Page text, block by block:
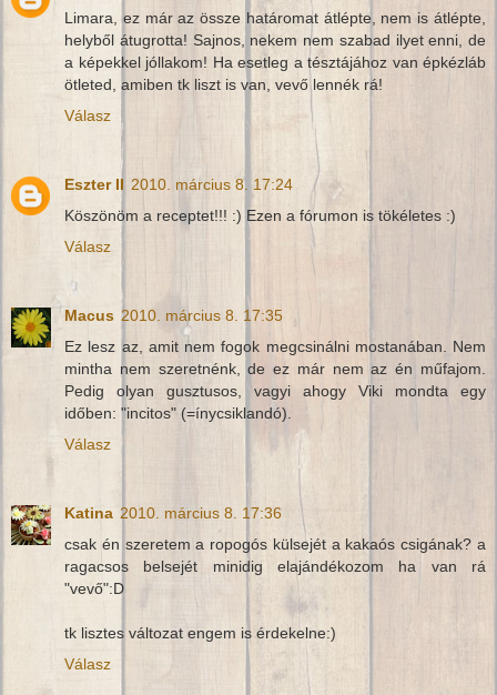
Limara, ez már az össze határomat átlépte, nem is átlépte,
helyből átugrotta! Sajnos, nekem nem szabad ilyet enni, de
a képekkel jóllakom! Ha esetleg a tésztájához van épkézláb
ötleted, amiben tk liszt is van, vevő lennék rá!
Válasz
Eszter II 2010. március 8. 17:24
Köszönöm a receptet!!! :) Ezen a fórumon is tökéletes :)
Válasz
Macus 2010. március 8. 17:35
Ez lesz az, amit nem fogok megcsinálni mostanában. Nem
mintha nem szeretnénk, de ez már nem az én műfajom.
Pedig olyan gusztusos, vagyi ahogy Viki mondta egy
időben: "incitos" (=ínycsiklandó).
Válasz
Katina 2010. március 8. 17:36
csak én szeretem a ropogós külsejét a kakaós csigának? a
ragacsos belsejét minidig elajándékozom ha van rá
"vevő":D
tk lisztes változat engem is érdekelne:)
Válasz